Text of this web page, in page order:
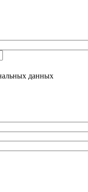
данных